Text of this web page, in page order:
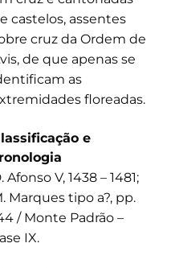
castelos, assentes
cruz da Ordem de
de que apenas se
as
floreadas.
e
Afonso V, 1438 – 1481;
Marques tipo a?, pp.
/ Monte Padrão –
IX.